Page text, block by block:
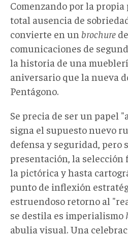
Comenzando por la
total ausencia de
convierte en un brochure
comunicaciones de
la historia de una
aniversario que la nueva
Pentágono.
Se precia de ser un papel
signa el supuesto nuevo
defensa y seguridad, pero
presentación, la selección
la pictórica y hasta
punto de inflexión
estruendoso retorno al
se destila es imperialismo
abulia visual. Una